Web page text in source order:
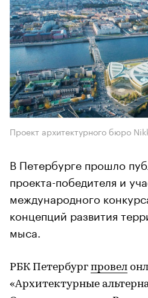
Проект архитектурного бюро
В Петербурге прошло
проекта-победителя и
международного
концепций развития
мыса.
РБК Петербург провел
«Архитектурные